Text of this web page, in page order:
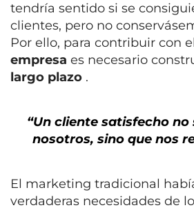
tendría sentido si se
clientes, pero no conservá
Por ello, para contribuir con el
empresa es necesario
largo plazo .
“Un cliente satisfecho
nosotros, sino que nos
El marketing tradicional
verdaderas necesidades de